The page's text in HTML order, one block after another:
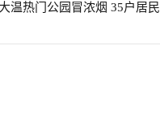
火，当局下午稍晚更新消息，称已有
温热门公园冒浓烟 35户居民